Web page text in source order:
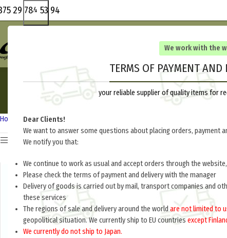
We work with the
TERMS OF PAYMENT AND
your reliable supplier of quality items for
Dear Clients!
We want to answer some questions about placing orders, payment
We notify you that:
We continue to work as usual and accept orders through the
Please check the terms of payment and delivery with the manager
Delivery of goods is carried out by mail, transport companies and
these services
The regions of sale and delivery around the world are not limited to
geopolitical situation. We currently ship to EU countries except
We currently do not ship to Japan.
29 784 53 94
Home
Departments of the USSR 1918-1945
Show sidebar